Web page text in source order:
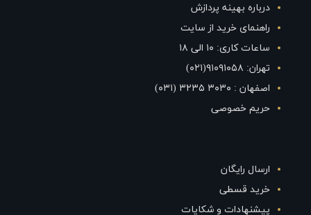
درباره بهینه پردازش
راهنمای خرید از سایت
ساعات کاری: ۱۰ الی ۱۸
تهران: ۹۱۰۹۱۰۵۸(۰۲۱)
اصفهان : ۳۰۳۰ ۳۲۳۵ (۰۳۱)
حریم خصوصی
ارسال رایگان
خرید قسطی
پیشنهادات و شکایات